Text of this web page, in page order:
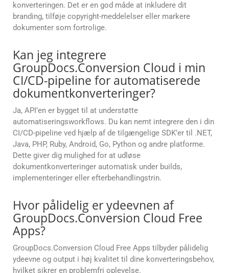
konverteringen. Det er en god måde at inkludere dit
branding, tilføje copyright-meddelelser eller markere
dokumenter som fortrolige.
Kan jeg integrere
GroupDocs.Conversion Cloud i min
CI/CD-pipeline for automatiserede
dokumentkonverteringer?
Ja, API’en er bygget til at understøtte
automatiseringsworkflows. Du kan nemt integrere den i din
CI/CD-pipeline ved hjælp af de tilgængelige SDK’er til .NET,
Java, PHP, Ruby, Android, Go, Python og andre platforme.
Dette giver dig mulighed for at udløse
dokumentkonverteringer automatisk under builds,
implementeringer eller efterbehandlingstrin.
Hvor pålidelig er ydeevnen af
GroupDocs.Conversion Cloud Free
Apps?
GroupDocs.Conversion Cloud Free Apps tilbyder pålidelig
ydeevne og output i høj kvalitet til dine konverteringsbehov,
hvilket sikrer en problemfri oplevelse.